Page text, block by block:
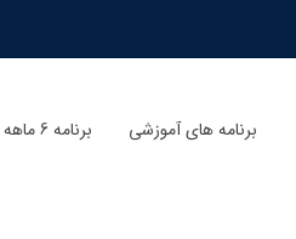
برنامه های آموزشی برنامه 6 ماهه